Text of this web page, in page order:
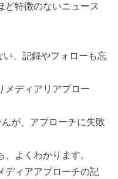
ど特徴のないニュース
、記録やフォローも忘
メディアリアプロー
が、アプローチに失敗
よくわかります。
ディアアプローチの記